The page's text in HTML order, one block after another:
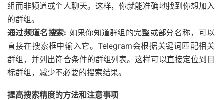
组而非频道或个人聊天。这样，你就能准确地找到你想加入
的群组。
通过频道名搜索: 如果你知道群组的完整或部分名称，可以
直接在搜索框中输入它。Telegram会根据关键词匹配相关
群组，并列出符合条件的群组列表。这样可以直接定位到目
标群组，减少不必要的搜索结果。
提高搜索精度的方法和注意事项